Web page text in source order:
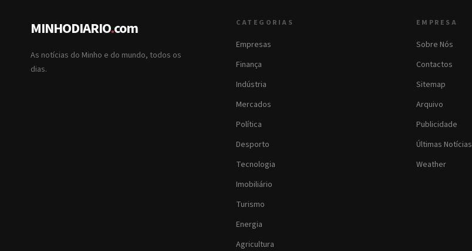
MINHODIARIO.com
As notícias do Minho e do mundo, todos os
dias.
CATEGORIAS
Empresas
Finança
Indústria
Mercados
Política
Desporto
Tecnologia
Imobiliário
Turismo
Energia
Agricultura
EMPRESA
Sobre Nós
Contactos
Sitemap
Arquivo
Publicidade
Últimas Notícias
Weather